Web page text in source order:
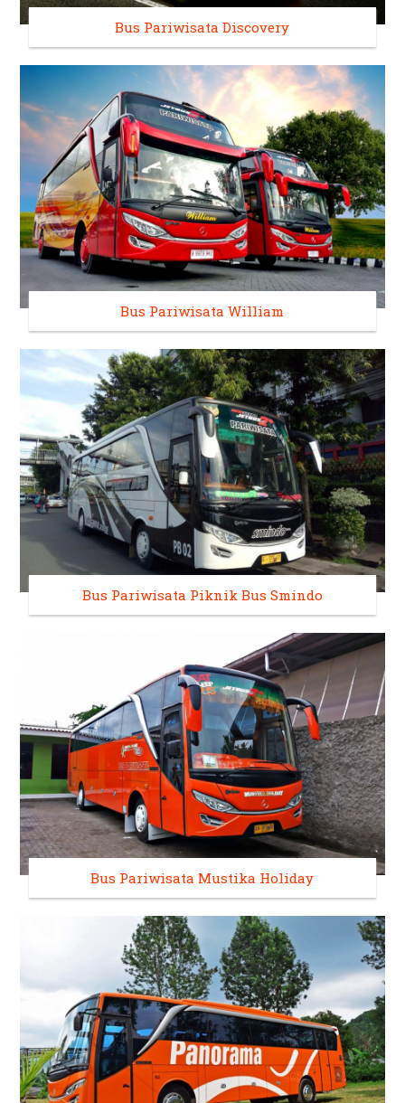
Bus Pariwisata Discovery
Bus Pariwisata William
Bus Pariwisata Piknik Bus Smindo
Bus Pariwisata Mustika Holiday